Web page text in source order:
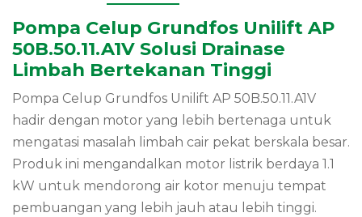
Pompa Celup Grundfos Unilift AP
50B.50.11.A1V Solusi Drainase
Limbah Bertekanan Tinggi
Pompa Celup Grundfos Unilift AP 50B.50.11.A1V
hadir dengan motor yang lebih bertenaga untuk
mengatasi masalah limbah cair pekat berskala besar.
Produk ini mengandalkan motor listrik berdaya 1.1
kW untuk mendorong air kotor menuju tempat
pembuangan yang lebih jauh atau lebih tinggi.